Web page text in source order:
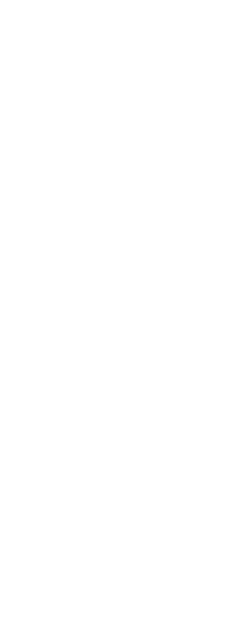
España establece
procedentes de Italia por
El Ayuntamiento
recuperar la identidad